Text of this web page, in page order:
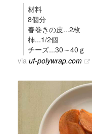
材料
8個分
春巻きの皮...2枚
柿...1/2個
チーズ...30～40ｇ
via uf-polywrap.com